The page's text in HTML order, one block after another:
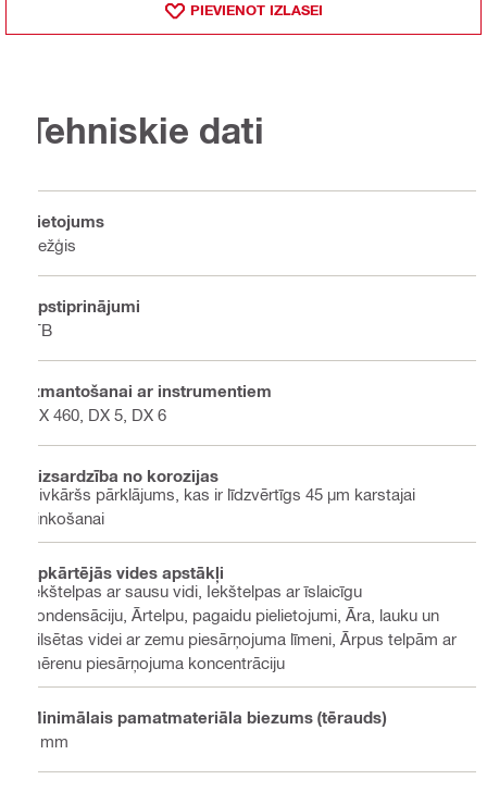
PIEVIENOT IZLASEI
Tehniskie dati
Lietojums
Režģis
Apstiprinājumi
ITB
Izmantošanai ar instrumentiem
DX 460, DX 5, DX 6
Aizsardzība no korozijas
Divkāršs pārklājums, kas ir līdzvērtīgs 45 µm karstajai
cinkošanai
Apkārtējās vides apstākļi
Iekštelpas ar sausu vidi, Iekštelpas ar īslaicīgu
kondensāciju, Ārtelpu, pagaidu pielietojumi, Āra, lauku un
pilsētas videi ar zemu piesārņojuma līmeni, Ārpus telpām ar
mērenu piesārņojuma koncentrāciju
Minimālais pamatmateriāla biezums (tērauds)
4 mm